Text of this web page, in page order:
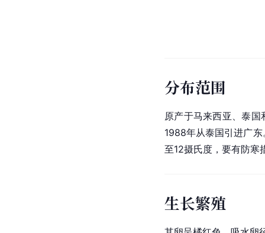
分布范围
原产于马来西亚、泰
1988年从泰国引进广东
至12摄氏度，要有防寒
生长繁殖